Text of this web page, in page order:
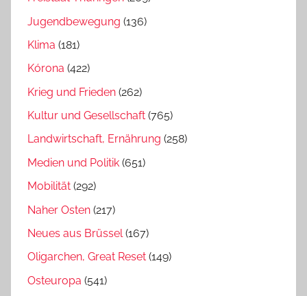
Jugendbewegung (136)
Klima (181)
Kórona (422)
Krieg und Frieden (262)
Kultur und Gesellschaft (765)
Landwirtschaft, Ernährung (258)
Medien und Politik (651)
Mobilität (292)
Naher Osten (217)
Neues aus Brüssel(167)
Oligarchen, Great Reset (149)
Osteuropa (541)